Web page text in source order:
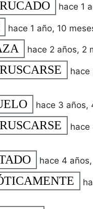
hace 1
hace 1 año, 10
hace 2 años, 2
hace
hace 3 años,
hace
hace 4